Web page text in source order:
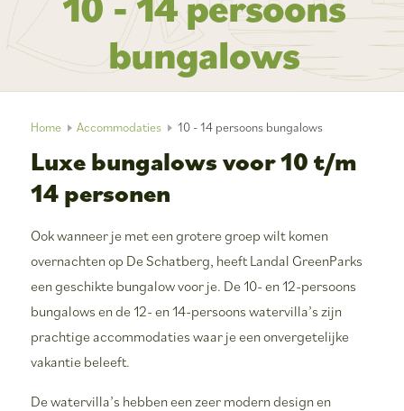
bungalows
Home Accommodaties 10 - 14 persoons bungalows
Luxe bungalows voor 10 t/m
14 personen
Ook wanneer je met een grotere groep wilt komen
overnachten op De Schatberg, heeft Landal GreenParks
een geschikte bungalow voor je. De 10- en 12-persoons
bungalows en de 12- en 14-persoons watervilla’s zijn
prachtige accommodaties waar je een onvergetelijke
vakantie beleeft.
De watervilla’s hebben een zeer modern design en